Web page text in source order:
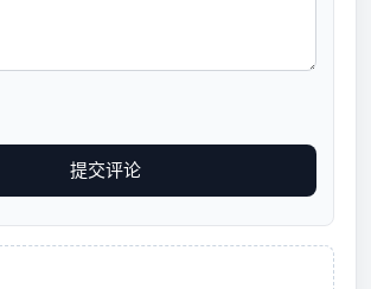
提交评论